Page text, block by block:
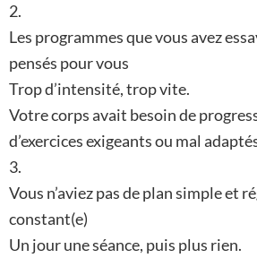
2.
Les programmes que vous avez
pensés pour vous
Trop d’intensité, trop vite.
Votre corps avait besoin de
d’exercices exigeants ou mal
3.
Vous n’aviez pas de plan simple et
constant(e)
Un jour une séance, puis plus rien.